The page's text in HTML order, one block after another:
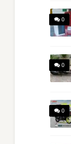
0
0
0